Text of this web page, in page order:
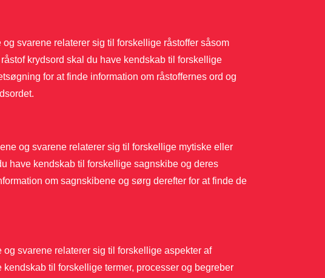
svarene relaterer sig til forskellige råstoffer såsom
krydsord skal du have kendskab til forskellige
for at finde information om råstoffernes ord og
og svarene relaterer sig til forskellige mytiske eller
have kendskab til forskellige sagnskibe og deres
om sagnskibene og sørg derefter for at finde de
svarene relaterer sig til forskellige aspekter af
til forskellige termer, processer og begreber